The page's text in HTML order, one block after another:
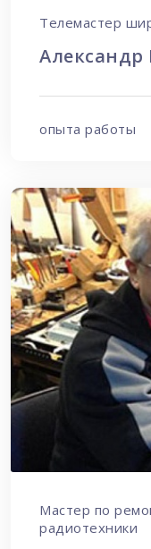
Телемастер
Александр
опыта работы
Мастер по
радиотехники